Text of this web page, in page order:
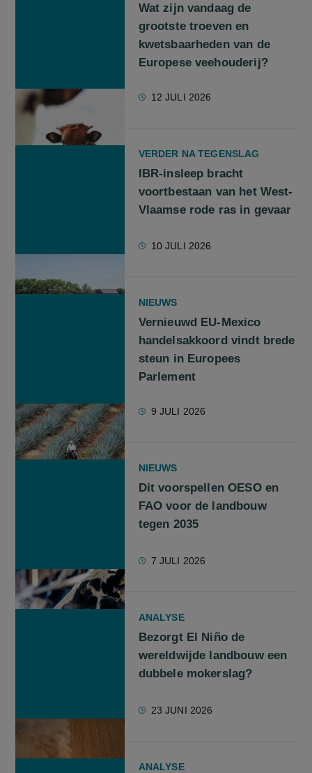
Wat zijn vandaag de
grootste troeven en
kwetsbaarheden van de
Europese veehouderij?
12 JULI 2026
VERDER NA TEGENSLAG
IBR-insleep bracht
voortbestaan van het West-
Vlaamse rode ras in gevaar
10 JULI 2026
NIEUWS
Vernieuwd EU-Mexico
handelsakkoord vindt brede
steun in Europees
Parlement
9 JULI 2026
NIEUWS
Dit voorspellen OESO en
FAO voor de landbouw
tegen 2035
7 JULI 2026
ANALYSE
Bezorgt El Niño de
wereldwijde landbouw een
dubbele mokerslag?
23 JUNI 2026
ANALYSE